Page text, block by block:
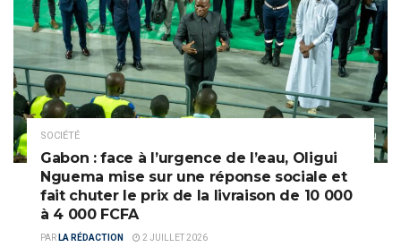
SOCIÉTÉ
Gabon : face à l’urgence de l’eau, Oligui
Nguema mise sur une réponse sociale et
fait chuter le prix de la livraison de 10 000
à 4 000 FCFA
PAR LA RÉDACTION 2 JUILLET 2026